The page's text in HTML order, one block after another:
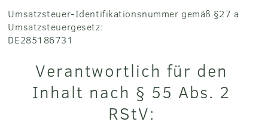
Umsatzsteuer-Identifikationsnummer gemäß §27 a
Umsatzsteuergesetz:
DE285186731
Verantwortlich für den
Inhalt nach § 55 Abs. 2
RStV: